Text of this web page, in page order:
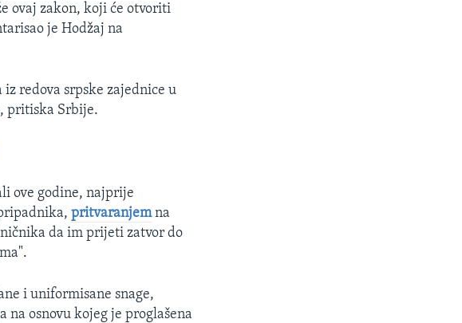
ovaj zakon, koji će otvoriti
je Hodžaj na
redova srpske zajednice u
pritiska Srbije.
ove godine, najprije
pritvaranjem na
da im prijeti zatvor do
i uniformisane snage,
osnovu kojeg je proglašena